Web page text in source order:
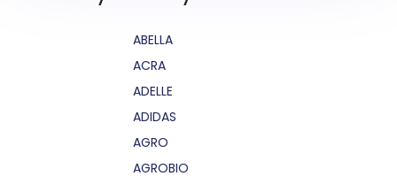
ABELLA
ACRA
ADELLE
ADIDAS
AGRO
AGROBIO